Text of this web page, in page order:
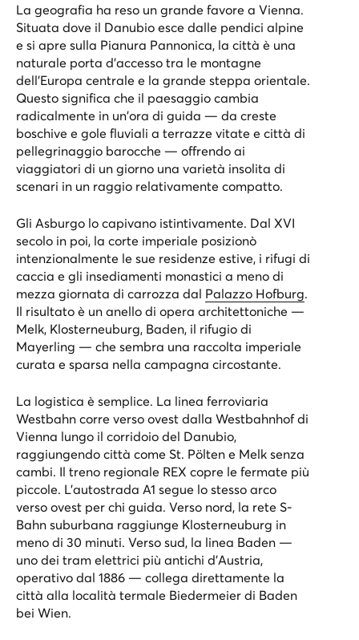
La geografia ha reso un grande favore a Vienna.
Situata dove il Danubio esce dalle pendici alpine
e si apre sulla Pianura Pannonica, la città è una
naturale porta d'accesso tra le montagne
dell'Europa centrale e la grande steppa orientale.
Questo significa che il paesaggio cambia
radicalmente in un'ora di guida — da creste
boschive e gole fluviali a terrazze vitate e città di
pellegrinaggio barocche — offrendo ai
viaggiatori di un giorno una varietà insolita di
scenari in un raggio relativamente compatto.
Gli Asburgo lo capivano istintivamente. Dal XVI
secolo in poi, la corte imperiale posizionò
intenzionalmente le sue residenze estive, i rifugi di
caccia e gli insediamenti monastici a meno di
mezza giornata di carrozza dal Palazzo Hofburg.
Il risultato è un anello di opera architettoniche —
Melk, Klosterneuburg, Baden, il rifugio di
Mayerling — che sembra una raccolta imperiale
curata e sparsa nella campagna circostante.
La logistica è semplice. La linea ferroviaria
Westbahn corre verso ovest dalla Westbahnhof di
Vienna lungo il corridoio del Danubio,
raggiungendo città come St. Pölten e Melk senza
cambi. Il treno regionale REX copre le fermate più
piccole. L'autostrada A1 segue lo stesso arco
verso ovest per chi guida. Verso nord, la rete S-
Bahn suburbana raggiunge Klosterneuburg in
meno di 30 minuti. Verso sud, la linea Baden —
uno dei tram elettrici più antichi d'Austria,
operativo dal 1886 — collega direttamente la
città alla località termale Biedermeier di Baden
bei Wien.